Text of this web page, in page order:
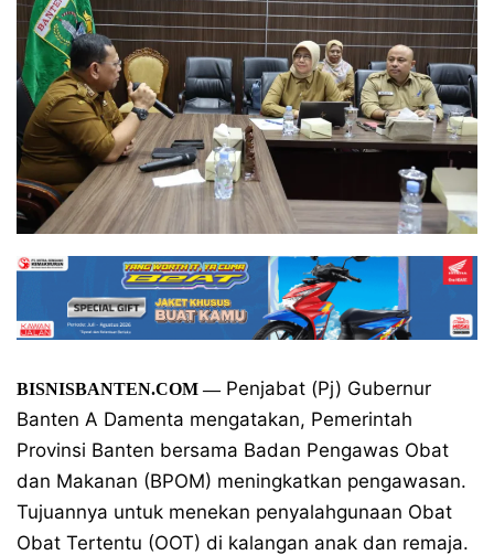
BISNISBANTEN.COM—Penjabat (Pj) Gubernur
Banten A Damenta mengatakan, Pemerintah
Provinsi Banten bersama Badan Pengawas Obat
dan Makanan (BPOM) meningkatkan pengawasan.
Tujuannya untuk menekan penyalahgunaan Obat
Obat Tertentu (OOT) di kalangan anak dan remaja.